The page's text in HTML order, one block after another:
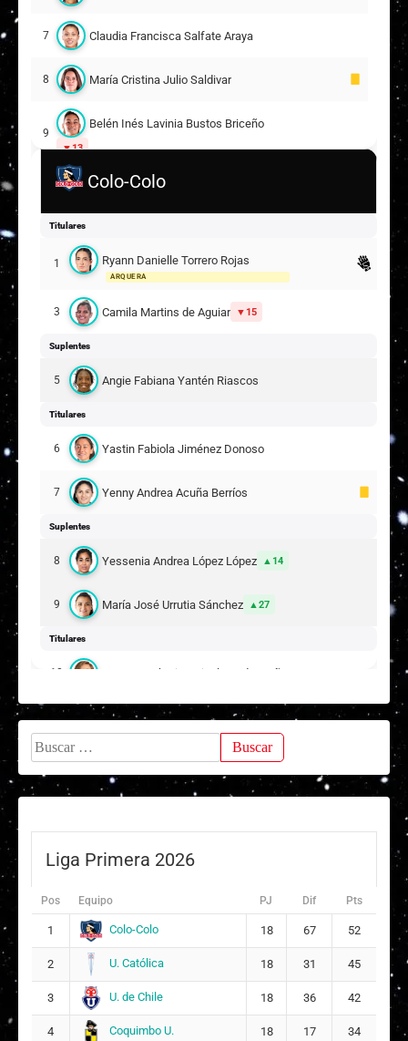
7 Claudia Francisca Salfate Araya
8 María Cristina Julio Saldivar
9
Belén Inés Lavinia Bustos Briceño
13
Adriana Isabel del Carmen Moreno Martínez
3
Darlyng Estephania Segura González
ARQUERA
Suplentes
Antonia Belén López Olivares
Titulares
Javiera Andrea Blanco Meneses
Antonella Anahís Rivera Ibacache
2
9
Francisca Alejandra Seura Díaz
DT:Ignacio González
Colo-Colo
Titulares
1 Ryann Danielle Torrero Rojas
ARQUERA
3 Camila Martins de Aguiar 15
Suplentes
5 Angie Fabiana Yantén Riascos
Titulares
6 Yastin Fabiola Jiménez Donoso
7 Yenny Andrea Acuña Berríos
Suplentes
8 Yessenia Andrea López López 14
9 María José Urrutia Sánchez 27
Titulares
10 Yanara Katherine Nicole Aedo Muñoz
Ángela Corina Clavijo Silva
Javiera Matilde Grez Valenzuela
15
Titulares
17
Rosario Francisca María Balmaceda Holley
25
18 Mary Yalenny Valencia Riascos
Suplentes
Buscar:
Liga Primera 2026
Pos Equipo PJ Dif Pts
1 Colo-Colo 18 67 52
2 U. Católica 18 31 45
3 U. de Chile 18 36 42
4 Coquimbo U. 18 17 34